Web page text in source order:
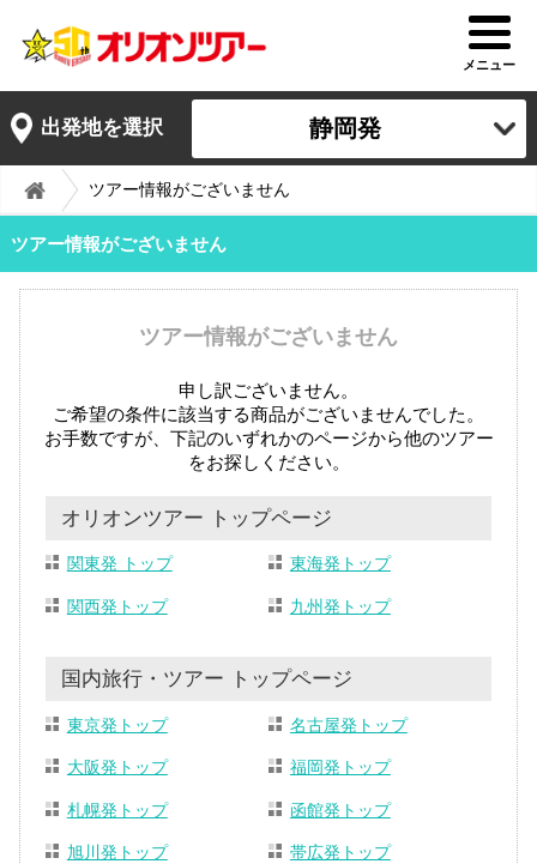
メニュー
出発地を選択 静岡発
ツアー情報がございません
ツアー情報がございません
ツアー情報がございません
申し訳ございません。
ご希望の条件に該当する商品がございませんでした。
お手数ですが、下記のいずれかのページから他のツアー
をお探しください。
オリオンツアー トップページ
関東発 トップ 東海発トップ
関西発トップ 九州発トップ
国内旅行・ツアー トップページ
東京発トップ 名古屋発トップ
大阪発トップ 福岡発トップ
札幌発トップ 函館発トップ
旭川発トップ 帯広発トップ